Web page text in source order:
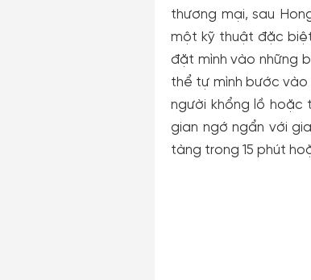
thương mại, sau
một kỹ thuật đặc
đặt mình vào những
thể tự mình bước
người khổng lồ hoặc
gian ngớ ngẩn với
tàng trong 15 phút